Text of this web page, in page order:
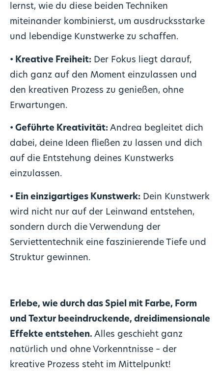
lernst, wie du diese beiden Techniken
miteinander kombinierst, um ausdrucksstarke
und lebendige Kunstwerke zu schaffen.
• Kreative Freiheit: Der Fokus liegt darauf,
dich ganz auf den Moment einzulassen und
den kreativen Prozess zu genießen, ohne
Erwartungen.
• Geführte Kreativität: Andrea begleitet dich
dabei, deine Ideen fließen zu lassen und dich
auf die Entstehung deines Kunstwerks
einzulassen.
• Ein einzigartiges Kunstwerk: Dein Kunstwerk
wird nicht nur auf der Leinwand entstehen,
sondern durch die Verwendung der
Serviettentechnik eine faszinierende Tiefe und
Struktur gewinnen.
Erlebe, wie durch das Spiel mit Farbe, Form
und Textur beeindruckende, dreidimensionale
Effekte entstehen. Alles geschieht ganz
natürlich und ohne Vorkenntnisse – der
kreative Prozess steht im Mittelpunkt!